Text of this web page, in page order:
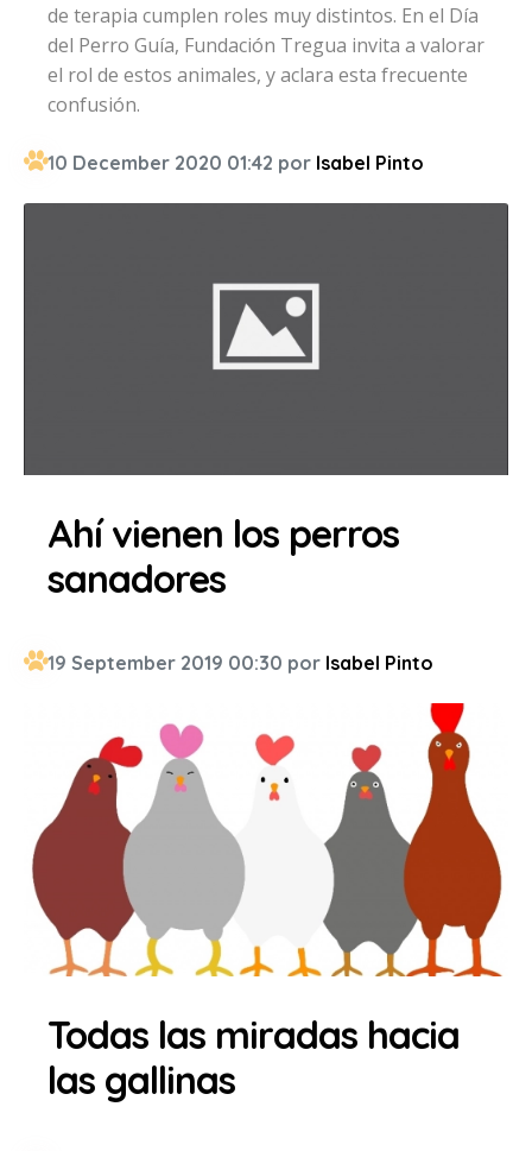
de terapia cumplen roles muy distintos. En el Día
del Perro Guía, Fundación Tregua invita a valorar
el rol de estos animales, y aclara esta frecuente
confusión.
10 December 2020 01:42 por Isabel Pinto
Ahí vienen los perros
sanadores
19 September 2019 00:30 por Isabel Pinto
Todas las miradas hacia
las gallinas